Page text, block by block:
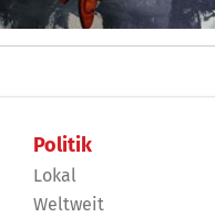
Politik
Lokal
Weltweit